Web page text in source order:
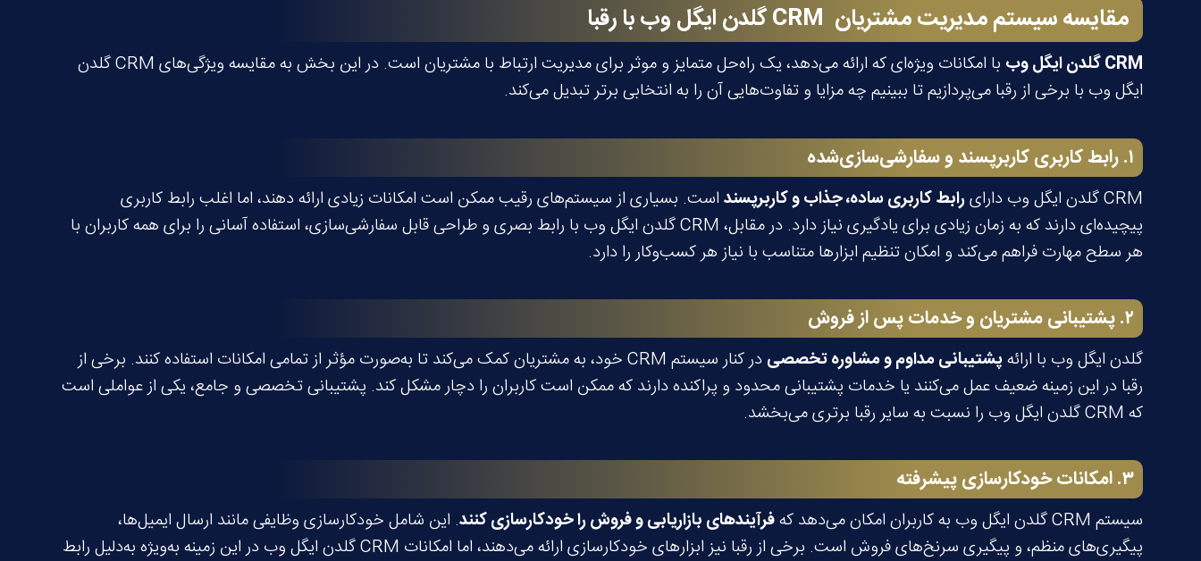
مقایسه سیستم مدیریت مشتریان CRMگلدن ایگل وب با رقبا
CRMگلدن ایگل وب
با امکانات ویژه‌ای که ارائه می‌دهد، یک راه‌حل متمایز و موثر برای مدیریت ارتباط با مشتریان است. در این بخش به مقایسه ویژگی‌های CRM گلدن
ایگل وب با برخی از رقبا می‌پردازیم تا ببینیم چه مزایا و تفاوت‌هایی آن را به انتخابی برتر تبدیل می‌کند.
۱.رابط کاربری کاربرپسند و سفارشی‌سازی‌شده
CRM گلدن ایگل وب دارای رابط کاربری ساده، جذاب و کاربرپسند است. بسیاری از سیستم‌های رقیب ممکن است امکانات زیادی ارائه دهند، اما اغلب رابط کاربری
پیچیده‌ای دارند که به زمان زیادی برای یادگیری نیاز دارد. در مقابل، CRM گلدن ایگل وب با رابط بصری و طراحی قابل سفارشی‌سازی، استفاده آسانی را برای همه کاربران با
هر سطح مهارت فراهم می‌کند و امکان تنظیم ابزارها متناسب با نیاز هر کسب‌وکار را دارد.
۲.پشتیبانی مشتریان و خدمات پس از فروش
گلدن ایگل وب با ارائهپشتیبانی مداوم و مشاوره تخصصی
در کنار سیستم CRM خود، به مشتریان کمک می‌کند تا به‌صورت مؤثر از تمامی امکانات استفاده کنند. برخی از
رقبا در این زمینه ضعیف عمل می‌کنند یا خدمات پشتیبانی محدود و پراکنده دارند که ممکن است کاربران را دچار مشکل کند. پشتیبانی تخصصی و جامع، یکی از عواملی است
که CRM گلدن ایگل وب را نسبت به سایر رقبا برتری می‌بخشد.
۳.امکانات خودکارسازی پیشرفته
سیستم CRM گلدن ایگل وب به کاربران امکان می‌دهد که فرآیندهای بازاریابی و فروش را خودکارسازی کنند. این شامل خودکارسازی وظایفی مانند ارسال ایمیل‌ها،
پیگیری‌های منظم، و پیگیری سرنخ‌های فروش است. برخی از رقبا نیز ابزارهای خودکارسازی ارائه می‌دهند، اما امکانات CRM گلدن ایگل وب در این زمینه به‌ویژه به‌دلیل رابط